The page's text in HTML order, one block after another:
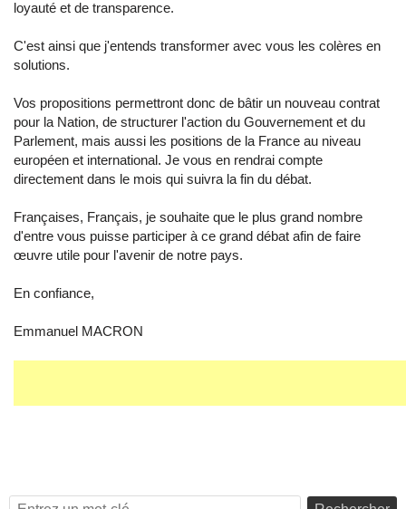
loyauté et de transparence.
C'est ainsi que j'entends transformer avec vous les colères en
solutions.
Vos propositions permettront donc de bâtir un nouveau contrat
pour la Nation, de structurer l'action du Gouvernement et du
Parlement, mais aussi les positions de la France au niveau
européen et international. Je vous en rendrai compte
directement dans le mois qui suivra la fin du débat.
Françaises, Français, je souhaite que le plus grand nombre
d'entre vous puisse participer à ce grand débat afin de faire
œuvre utile pour l'avenir de notre pays.
En confiance,
Emmanuel MACRON